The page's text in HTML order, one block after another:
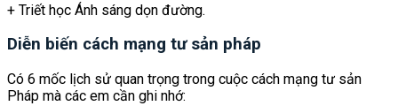
+ Triết học Ánh sáng dọn đường.
Diễn biến cách mạng tư sản pháp
Có 6 mốc lịch sử quan trọng trong cuộc cách mạng tư sản
Pháp mà các em cần ghi nhớ: